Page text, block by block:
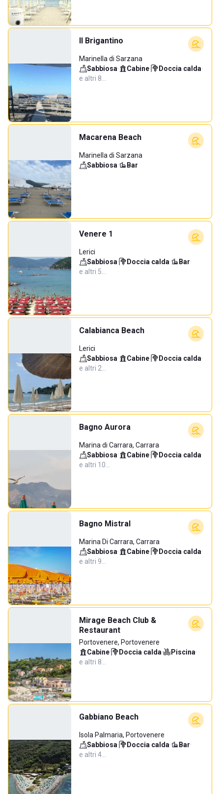
Il Brigantino
Marinella di Sarzana
Sabbiosa· Cabine· Doccia calda·
e altri 8…
Macarena Beach
Marinella di Sarzana
Sabbiosa· Bar
Venere 1
Lerici
Sabbiosa· Doccia calda· Bar·
e altri 5…
Calabianca Beach
Lerici
Sabbiosa· Cabine· Doccia calda·
e altri 2…
Bagno Aurora
Marina di Carrara, Carrara
Sabbiosa· Cabine· Doccia calda·
e altri 10…
Bagno Mistral
Marina Di Carrara, Carrara
Sabbiosa· Cabine· Doccia calda·
e altri 9…
Mirage Beach Club &
Restaurant
Portovenere, Portovenere
Cabine· Doccia calda· Piscina·
e altri 8…
Gabbiano Beach
Isola Palmaria, Portovenere
Sabbiosa· Doccia calda· Bar·
e altri 4…